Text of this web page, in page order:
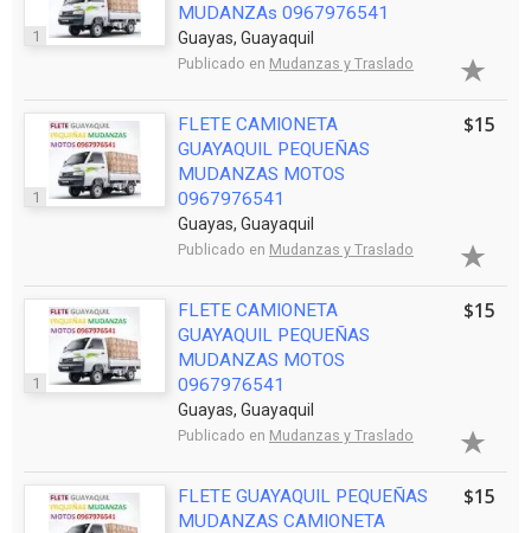
1
MUDANZAs 0967976541
Guayas, Guayaquil
Publicado en Mudanzas y Traslado
1
FLETE CAMIONETA
GUAYAQUIL PEQUEÑAS
MUDANZAS MOTOS
0967976541
Guayas, Guayaquil
Publicado en Mudanzas y Traslado
$15
1
FLETE CAMIONETA
GUAYAQUIL PEQUEÑAS
MUDANZAS MOTOS
0967976541
Guayas, Guayaquil
Publicado en Mudanzas y Traslado
$15
FLETE GUAYAQUIL PEQUEÑAS
MUDANZAS CAMIONETA
$15